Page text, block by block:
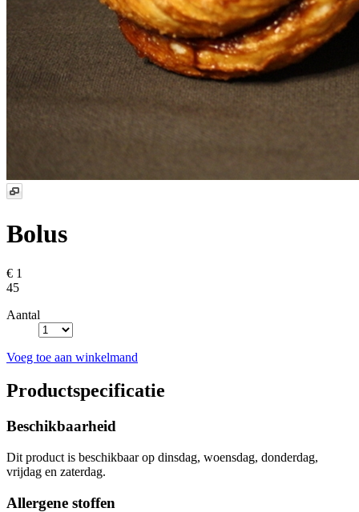
Bolus
€ 1
45
Aantal
Voeg toe aan winkelmand
Productspecificatie
Beschikbaarheid
Dit product is beschikbaar op dinsdag, woensdag, donderdag,
vrijdag en zaterdag.
Allergene stoffen